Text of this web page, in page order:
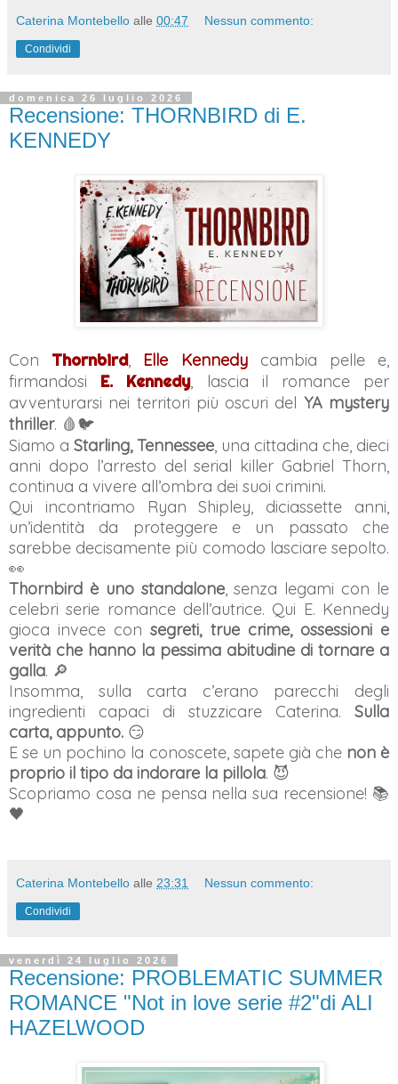
Caterina Montebello alle 00:47 Nessun commento:
Condividi
domenica 26 luglio 2026
Recensione: THORNBIRD di E.
KENNEDY
Con Thornbird, Elle Kennedycambia pelle e,
firmandosi E. Kennedy, lascia il romance per
avventurarsi nei territori più oscuri del YA mystery
thriller. 🩸🐦
Siamo a Starling, Tennessee, una cittadina che, dieci
anni dopo l’arresto del serial killer Gabriel Thorn,
continua a vivere all’ombra dei suoi crimini.
Qui incontriamo Ryan Shipley, diciassette anni,
un’identità da proteggere e un passato che
sarebbe decisamente più comodo lasciare sepolto.
👀
Thornbird è uno standalone, senza legami con le
celebri serie romance dell’autrice. Qui E. Kennedy
gioca invece consegreti, true crime, ossessioni e
verità che hanno la pessima abitudine di tornare a
galla. 🔎
Insomma, sulla carta c’erano parecchi degli
ingredienti capaci di stuzzicare Caterina. Sulla
carta, appunto. 😏
E se un pochino la conoscete, sapete già che non è
proprio il tipo da indorare la pillola. 😈
Scopriamo cosa ne pensa nella sua recensione! 📚
🖤
Caterina Montebello alle 23:31 Nessun commento:
Condividi
venerdì 24 luglio 2026
Recensione: PROBLEMATIC SUMMER
ROMANCE "Not in love serie #2"di ALI
HAZELWOOD